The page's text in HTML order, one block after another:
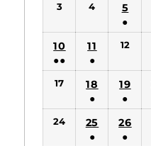
3 4
5
●
(1
の
イ
ベ
ン
ト)
10
●●
(2
の
イ
11
●
(1
件
の
イ
ベ
12
17
18
●
(1
件
19
●
(1
件
24
25
●
26
●